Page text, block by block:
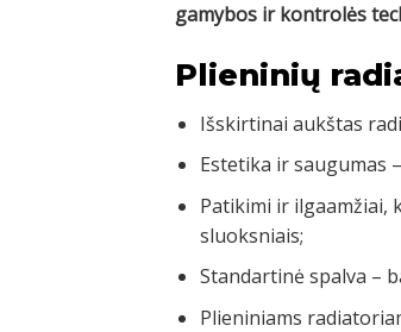
gamybos ir kontrolės
Plieninių
Išskirtinai aukštas
Estetika ir saugumas
Patikimi ir ilgaamžiai,
sluoksniais;
Standartinė spalva –
Plieniniams